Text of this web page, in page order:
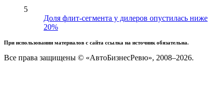
5
Доля флит-сегмента у дилеров опустилась ниже
20%
При использовании материалов с сайта ссылка на источник обязательна.
Все права защищены © «АвтоБизнесРевю», 2008–2026.